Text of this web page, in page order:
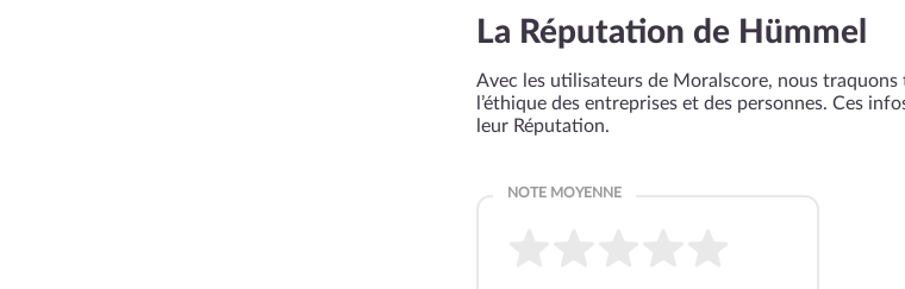
La Réputation de Hümmel
Avec les utilisateurs de Moralscore, nous
l’éthique des entreprises et des personnes. Ces
leur Réputation.